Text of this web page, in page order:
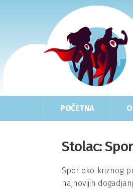
POČETNA
Stolac:
Spor oko kriznog
najnovijih